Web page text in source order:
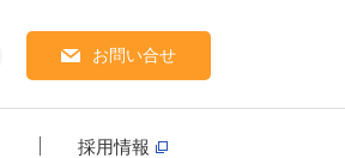
採用情報
お問い合せ